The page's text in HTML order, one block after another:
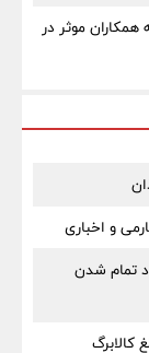
موثر در
و اخباری
تمام شدن